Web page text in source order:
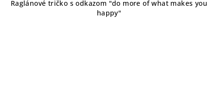
Raglánové tričko s odkazom "do more of what makes you
happy"